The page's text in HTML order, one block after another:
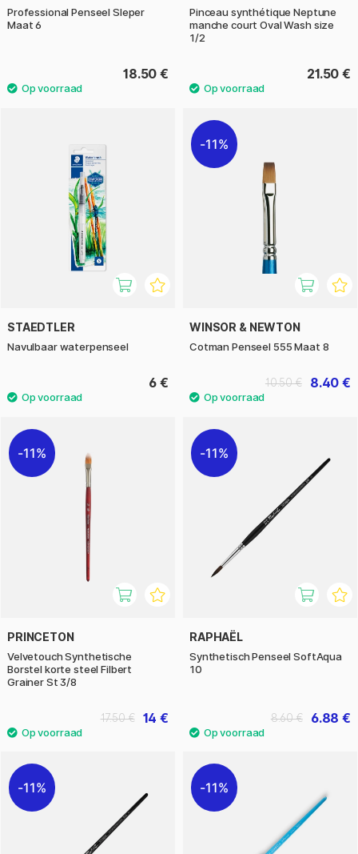
Professional Penseel Sleper
Maat 6
18.50 €
Pinceau synthétique Neptune
manche court Oval Wash size
1/2
21.50 €
STAEDTLER
Navulbaar waterpenseel
6 €
11%
WINSOR & NEWTON
Cotman Penseel 555 Maat 8
8.40 €
10.50 €
11%
PRINCETON
Velvetouch Synthetische
Borstel korte steel Filbert
Grainer St 3/8
14 €
17.50 €
11%
RAPHAËL
Synthetisch Penseel SoftAqua
10
6.88 €
8.60 €
11% 11%